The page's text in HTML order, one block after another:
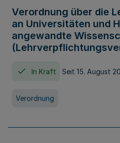
Verordnung über die
an Universitäten und
angewandte
In Kraft Seit 15. August
Verordnung